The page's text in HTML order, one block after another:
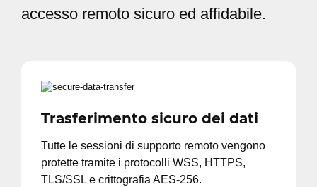
accesso remoto sicuro ed affidabile.
Trasferimento sicuro dei dati
Tutte le sessioni di supporto remoto vengono
protette tramite i protocolli WSS, HTTPS,
TLS/SSL e crittografia AES-256.